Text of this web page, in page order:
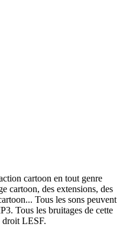
cartoon en tout genre
cartoon, des extensions, des
Tous les sons peuvent
Tous les bruitages de cette
droit LESF.